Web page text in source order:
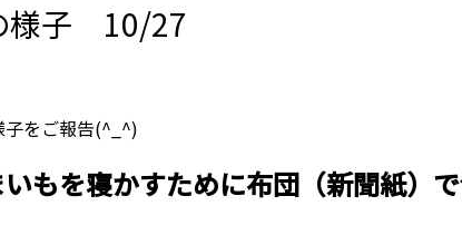
様子 10/27
子をご報告(^_^)
もを寝かすために布団（新聞紙）